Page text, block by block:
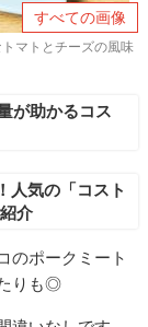
すべての画像
マトとチーズの風味
が助かるコス
人気の「コスト
介
のポークミート
りも◎